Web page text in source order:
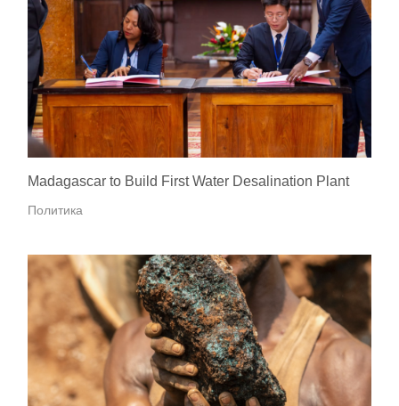
Madagascar to Build First Water Desalination Plant
Политика